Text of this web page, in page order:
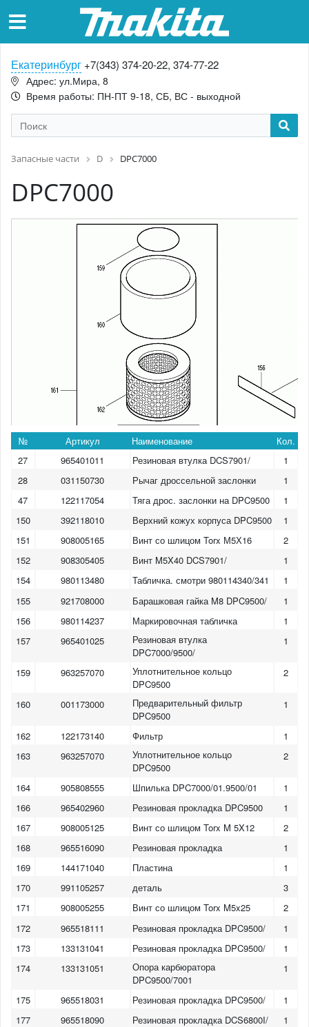
Екатеринбург +7(343) 374-20-22, 374-77-22
Адрес: ул.Мира, 8
Время работы: ПН-ПТ 9-18, СБ, ВС - выходной
Запасные части D DPC7000
DPC7000
1 3 5 6
№ Артикул Наименование
Кол.
27
965401011 Резиновая втулка DCS7901/
1
28
031150730 Рычаг дроссельной заслонки
1
47
122117054 Тяга дрос. заслонки на DPC9500
1
150
392118010 Верхний кожух корпуса DPC9500
1
151
908005165 Винт со шлицом Torx М5Х16
2
152
908305405 Винт M5X40 DCS7901/
1
154
980113480 Табличка. смотри 980114340/341
1
155
921708000 Барашковая гайка M8 DPC9500/
1
156
980114237 Маркировочная табличка
1
157
965401025
Резиновая втулка
DPC7000/9500/
1
159 963257070
Уплотнительное кольцо
DPC9500
2
160 001173000
Предварительный фильтр
DPC9500
1
162 122173140 Фильтр
1
163
963257070
Уплотнительное кольцо
DPC9500
2
164 905808555 Шпилька DPC7000/01.9500/01
1
166
965402960 Резиновая прокладка DPC9500
1
167
908005125 Винт со шлицом Torx M 5X12
2
168
965516090 Резиновая прокладка
1
169
144171040 Пластина
1
170
991105257 деталь
3
171
908005255 Винт со шлицом Torx M5x25
2
172
965518111 Резиновая прокладка DPC9500/
1
173
133131041 Резиновая прокладка DPC9500/
1
174
133131051
Опора карбюратора
DPC9500/7001
1
175 965518031 Резиновая прокладка DPC9500/
1
177
965518090 Резиновая прокладка DCS6800I/
1